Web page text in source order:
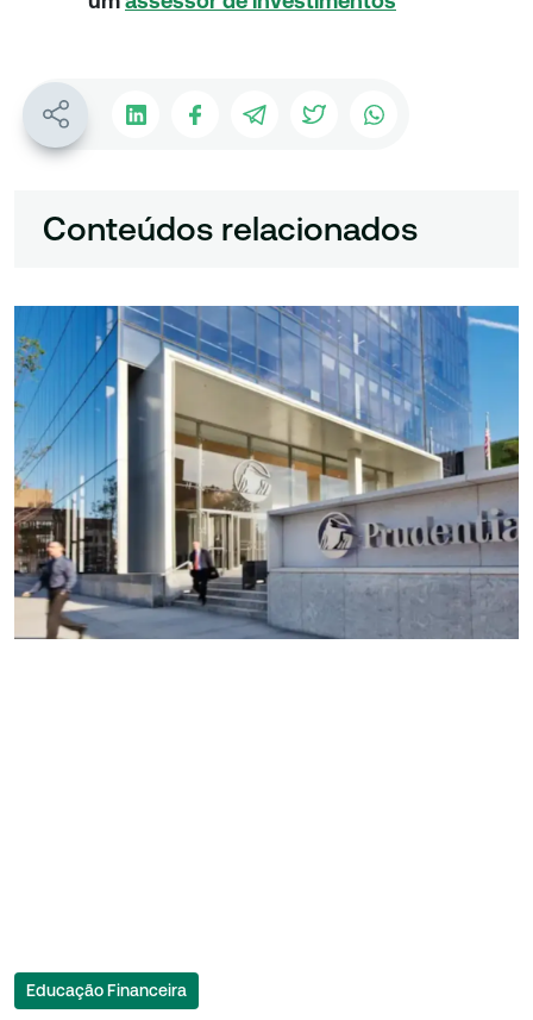
Conteúdos relacionados
Educação Financeira